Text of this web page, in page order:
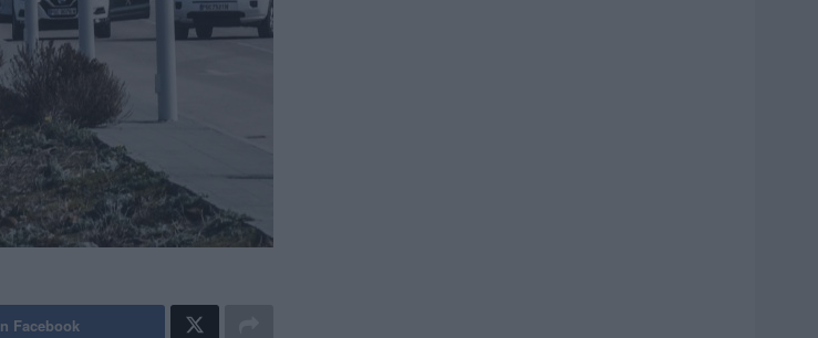
Facebook